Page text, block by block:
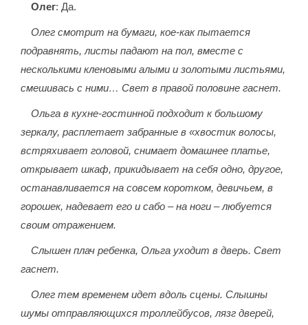
Олег: Да.
Олег смотрит на бумаги, кое-как пытается
подравнять, листы падают на пол, вместе с
несколькими кленовыми алыми и золотыми листьями,
смешивась с ними… Свет в правой половине гаснет.
Ольга в кухне-гостинной подходит к большому
зеркалу, расплетает забранные в «хвостик волосы,
встряхивает головой, снимает домашнее платье,
открывает шкаф, прикидывает на себя одно, другое,
останавливается на совсем коротком, девичьем, в
горошек, надевает его и сабо – на ноги – любуется
своим отражением.
Слышен плач ребенка, Ольга уходит в дверь. Свет
гаснет.
Олег тем временем идет вдоль сцены. Слышны
шумы отправляющихся троллейбусов, лязг дверей,